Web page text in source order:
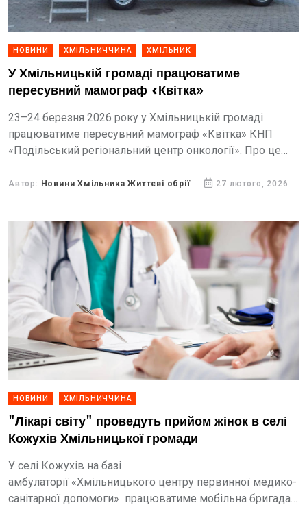
НОВИНИ ХМІЛЬНИЧЧИНА ХМІЛЬНИК
У Хмільницькій громаді працюватиме
пересувний мамограф «Квітка»
23–24 березня 2026 року у Хмільницькій громаді
працюватиме пересувний мамограф «Квітка» КНП
«Подільський регіональний центр онкології». Про це
медико-санітарної допомоги».
Автор: Новини Хмільника Життєві обрії 27 лютого, 2026
НОВИНИ ХМІЛЬНИЧЧИНА
"Лікарі світу" проведуть прийом жінок в селі
Кожухів Хмільницької громади
У селі Кожухів на базі
амбулаторії «Хмільницького центру первинної медико-
санітарної допомоги» працюватиме мобільна бригада